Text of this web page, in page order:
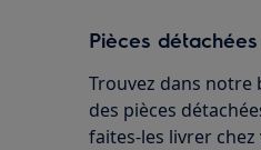
Pièces
Trouvez dans
des pièces
faites-les livrer chez